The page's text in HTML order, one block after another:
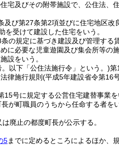
及びその附帯施設で、公住法、
び第27条第2項並びに住宅地区改
受けて建設した住宅をいう。
規定に基づき建設及び管理する
必要な児童遊園及び集会所等の施
設をいう。
以下「公住法施行令」という。)第
律施行規則 (平成5年建設省令第16
号に規定する公営住宅建替事業を
町職員のうちから任命する者をい
廃止の都度町長が公示する。
5までに定めるところによるほか、